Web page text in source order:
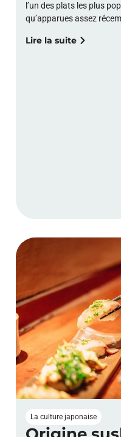
l’un des plats les plus
qu’apparues assez
Lire la suite
La culture japonaise